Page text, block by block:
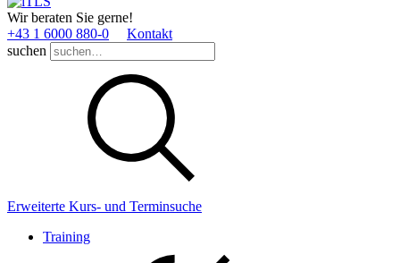
Wir beraten Sie gerne!
+43 1 6000 880­-0
Kontakt
suchen
Erweiterte Kurs- und Terminsuche
Training